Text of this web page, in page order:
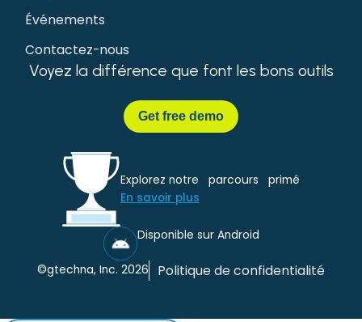
Voyez la différence que font les bons outils
Get free demo
Explorez notre parcours primé
En savoir plus
Disponible sur Android
©gtechna, Inc. 2026 Politique de confidentialité
Événements
Contactez-nous